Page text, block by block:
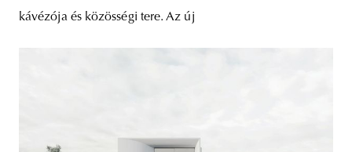
kávézója és közösségi tere. Az új